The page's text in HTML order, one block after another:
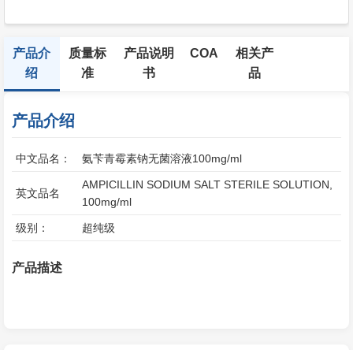
产品介
绍
质量标
准
产品说明
书
COA
相关产
品
产品介绍
中文品名： 氨苄青霉素钠无菌溶液100mg/ml
英文品名
AMPICILLIN SODIUM SALT STERILE SOLUTION,
100mg/ml
级别： 超纯级
产品描述